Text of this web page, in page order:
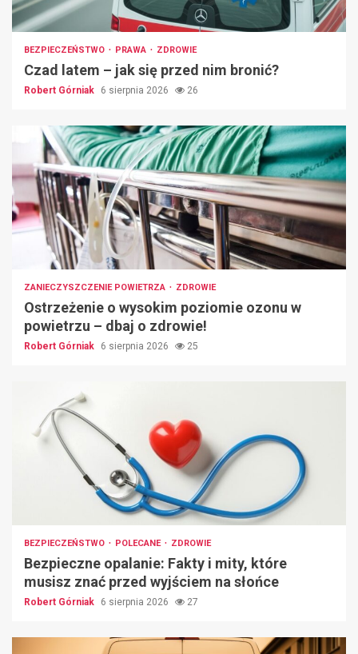
BEZPIECZEŃSTWO PRAWA ZDROWIE
Czad latem – jak się przed nim bronić?
Robert Górniak 6 sierpnia 2026 26
ZANIECZYSZCZENIE POWIETRZA ZDROWIE
Ostrzeżenie o wysokim poziomie ozonu w
powietrzu – dbaj o zdrowie!
Robert Górniak 6 sierpnia 2026 25
BEZPIECZEŃSTWO POLECANE ZDROWIE
Bezpieczne opalanie: Fakty i mity, które
musisz znać przed wyjściem na słońce
Robert Górniak 6 sierpnia 2026 27